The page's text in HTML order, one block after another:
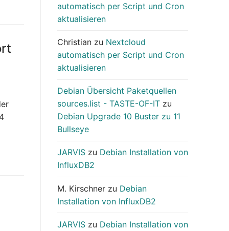
automatisch per Script und Cron
aktualisieren
Christian zu Nextcloud
automatisch per Script und Cron
aktualisieren
Debian Übersicht Paketquellen
sources.list - TASTE-OF-IT zu
Debian Upgrade 10 Buster zu 11
Bullseye
JARVIS zu Debian Installation von
InfluxDB2
M. Kirschner zu Debian
Installation von InfluxDB2
JARVIS zu Debian Installation von